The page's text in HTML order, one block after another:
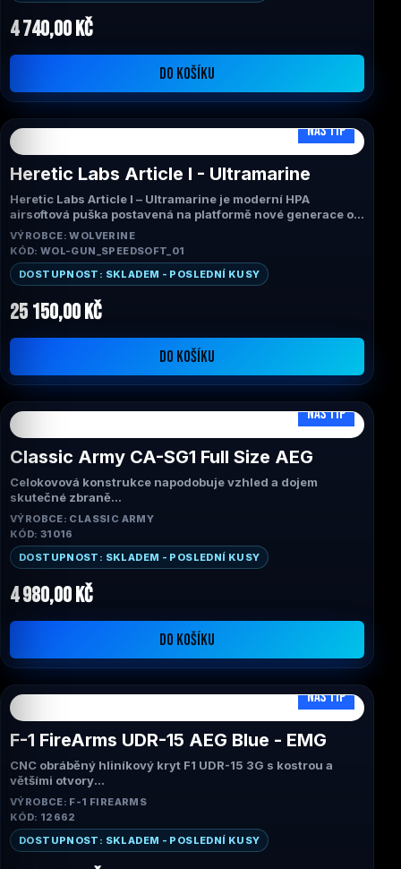
4 740,00 Kč
DO KOŠÍKU
NÁŠ TIP
Heretic Labs Article I - Ultramarine
Heretic Labs Article I – Ultramarine je moderní HPA
airsoftová puška postavená na platformě nové generace od
Heretic Labs. Kombinuje revoluční systém Article I Engine,
bezdrátovou správu přes aplikaci Article One App,
extrémně nízkou hmotnost a špičkovou přesnost. Barevné
provedení Ultramarine dodává zbrani jedinečný vzhled,
který na hřišti rozhodně nepřehlédnete.
VÝROBCE: WOLVERINE
KÓD: WOL-GUN_SPEEDSOFT_01
DOSTUPNOST: SKLADEM - POSLEDNÍ KUSY
25 150,00 Kč
DO KOŠÍKU
NÁŠ TIP
Classic Army CA-SG1 Full Size AEG
Celokovová konstrukce napodobuje vzhled a dojem
skutečné zbraně
Odolná polymerová pažba s lícnicí a předpažbím s
vestavěnou dvojnožkou
Nastavitelná hledí
Realistická nabíjecí rukojeť, po zatažení a zajištění
odhaluje otočný hop-up systém
Pádkové nebo tlačítkové uvolnění zásobníku
Celokovové 9mm ložiskové pouzdro
Mechabox Advanced Version 2
Přední a zadní úchyty pro popruh
Rozsah FPS: 375-390
VÝROBCE: CLASSIC ARMY
KÓD: 31016
DOSTUPNOST: SKLADEM - POSLEDNÍ KUSY
4 980,00 Kč
DO KOŠÍKU
NÁŠ TIP
F-1 FireArms UDR-15 AEG Blue - EMG
CNC obráběný hliníkový kryt F1 UDR-15 3G s kostrou a
většími otvory
CNC obráběné hliníkové předpažbí H7M MLOK umožňuje
montáž široké škály příslušenství, horní lišta po celé délce
akceptuje veškeré běžné 20mm příslušenství
Nový převodník eSilverEdge s pokročilým čipsetem S.D.U.
pro správu odběru proudu mezi jednotlivými výstřely
VÝROBCE: F-1 FIREARMS
KÓD: 12662
DOSTUPNOST: SKLADEM - POSLEDNÍ KUSY